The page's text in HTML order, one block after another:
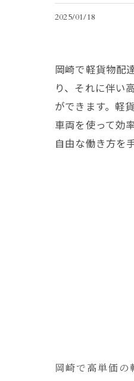
2025/01/18
岡崎で軽貨物配
り、それに伴い
ができます。軽
車両を使って効
自由な働き方を
岡崎で高単価の